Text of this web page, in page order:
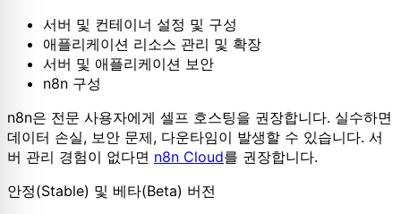
서버 및 컨테이너 설정 및 구성
애플리케이션 리소스 관리 및 확장
서버 및 애플리케이션 보안
n8n 구성
n8n은 전문 사용자에게 셀프 호스팅을 권장합니다. 실수하면
데이터 손실, 보안 문제, 다운타임이 발생할 수 있습니다. 서
버 관리 경험이 없다면 n8n Cloud를 권장합니다.
안정(Stable) 및 베타(Beta) 버전